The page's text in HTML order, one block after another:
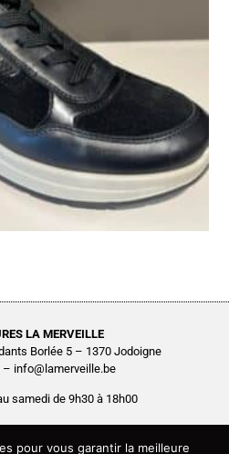
LA MERVEILLE
Borlée 5 – 1370 Jodoigne
– info@lamerveille.be
samedi de 9h30 à 18h00
Quertémont SRL
pour vous garantir la meilleure